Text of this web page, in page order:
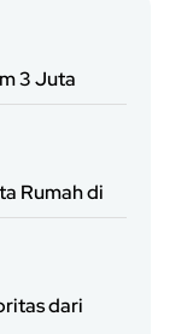
3 Juta
Rumah di
dari